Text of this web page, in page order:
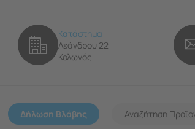
Κατάστημα
Λεάνδρου 22
Κολωνός
Δήλωση Βλάβης